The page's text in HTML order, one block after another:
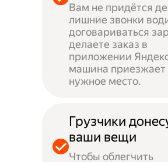
Вам не придётся
лишние звонки
договариваться
делаете заказ в
приложении
машина приезжает
нужное место.
Грузчики
ваши вещи
Чтобы облегчить